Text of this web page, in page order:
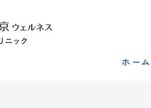
ホーム